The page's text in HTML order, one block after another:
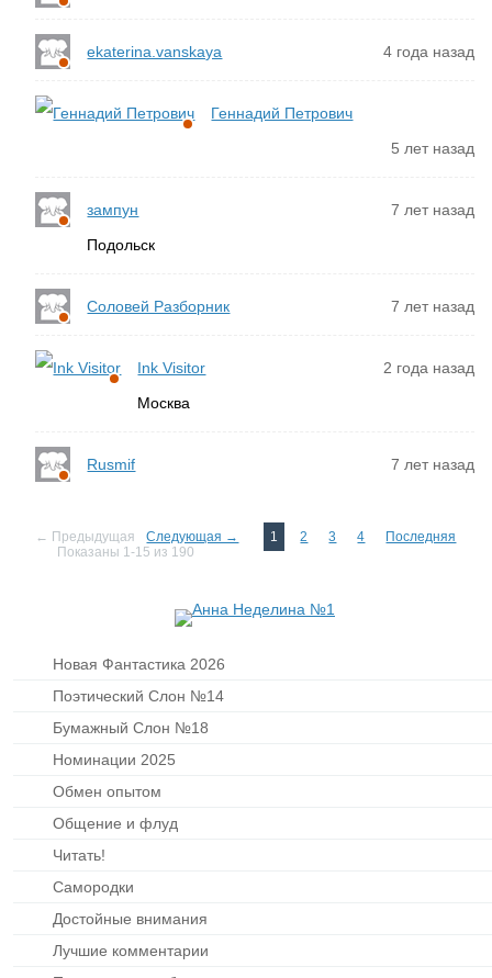
ekaterina.vanskaya 4 года назад
Геннадий Петрович
5 лет назад
зампун
Подольск
7 лет назад
Соловей Разборник 7 лет назад
Ink Visitor
Москва
2 года назад
Rusmif 7 лет назад
← Предыдущая Следующая → 1 2 3 4
Последняя
Показаны 1-15 из 190
Новая Фантастика 2026
Поэтический Слон №14
Бумажный Слон №18
Номинации 2025
Обмен опытом
Общение и флуд
Читать!
Самородки
Достойные внимания
Лучшие комментарии